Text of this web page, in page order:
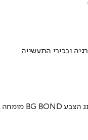
ובכירי התעשייה